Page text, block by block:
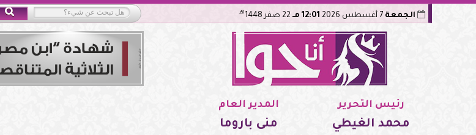
الجمعة 12:01 مـ هـ
رئيس التحرير
محمد الغيطي
المدير العام
منى باروما